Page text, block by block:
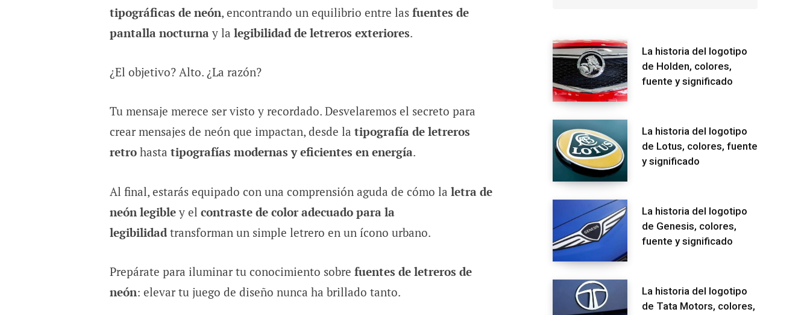
tipográficas de neón, encontrando un equilibrio entre las fuentes de
pantalla nocturnay la legibilidad de letreros exteriores.
¿El objetivo? Alto. ¿La razón?
Tu mensaje merece ser visto y recordado. Desvelaremos el secreto para
crear mensajes de neón que impactan, desde la tipografía de letreros
retrohasta tipografías modernas y eficientes en energía.
Al final, estarás equipado con una comprensión aguda de cómo la letra de
neón legibley el contraste de color adecuado para la
legibilidadtransforman un simple letrero en un ícono urbano.
Prepárate para iluminar tu conocimiento sobre fuentes de letreros de
neón: elevar tu juego de diseño nunca ha brillado tanto.
La historia del logotipo
de Holden, colores,
fuente y significado
La historia del logotipo
de Lotus, colores, fuente
y significado
La historia del logotipo
de Genesis, colores,
fuente y significado
La historia del logotipo
de Tata Motors, colores,